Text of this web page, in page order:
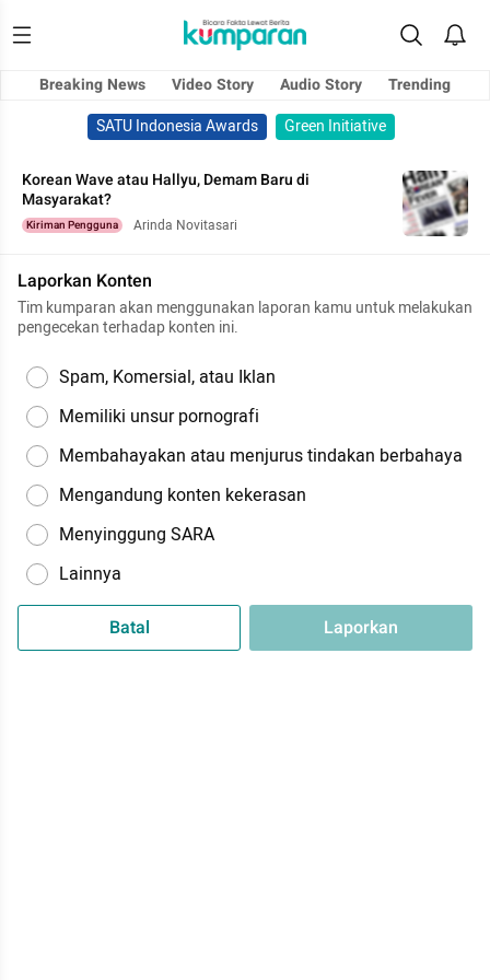
Breaking News Video Story Audio Story
Trending
SATU Indonesia Awards
Green Initiative
Korean Wave atau Hallyu, Demam Baru di
Masyarakat?
Kiriman Pengguna Arinda Novitasari
Laporkan Konten
Tim kumparan akan menggunakan laporan kamu untuk melakukan
pengecekan terhadap konten ini.
Spam, Komersial, atau Iklan
Memiliki unsur pornografi
Membahayakan atau menjurus tindakan berbahaya
Mengandung konten kekerasan
Menyinggung SARA
Lainnya
Batal Laporkan